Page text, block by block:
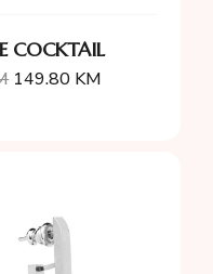
COCKTAIL
149.80 KM